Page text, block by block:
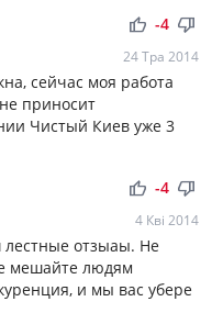
thumb_up thumb_down
-4
24 Тра 2014
сейчас моя работа
приносит
Чистый Киев уже 3
thumb_up thumb_down
-4
4 Кві 2014
отзыаы. Не
мешайте людям
и мы вас убере